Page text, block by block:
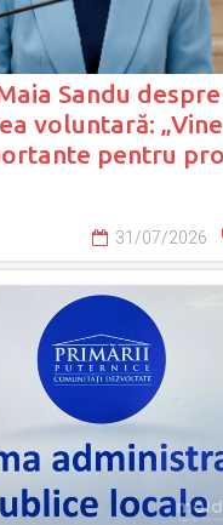
Sandu despre
voluntară:
pentru
31/07/2026